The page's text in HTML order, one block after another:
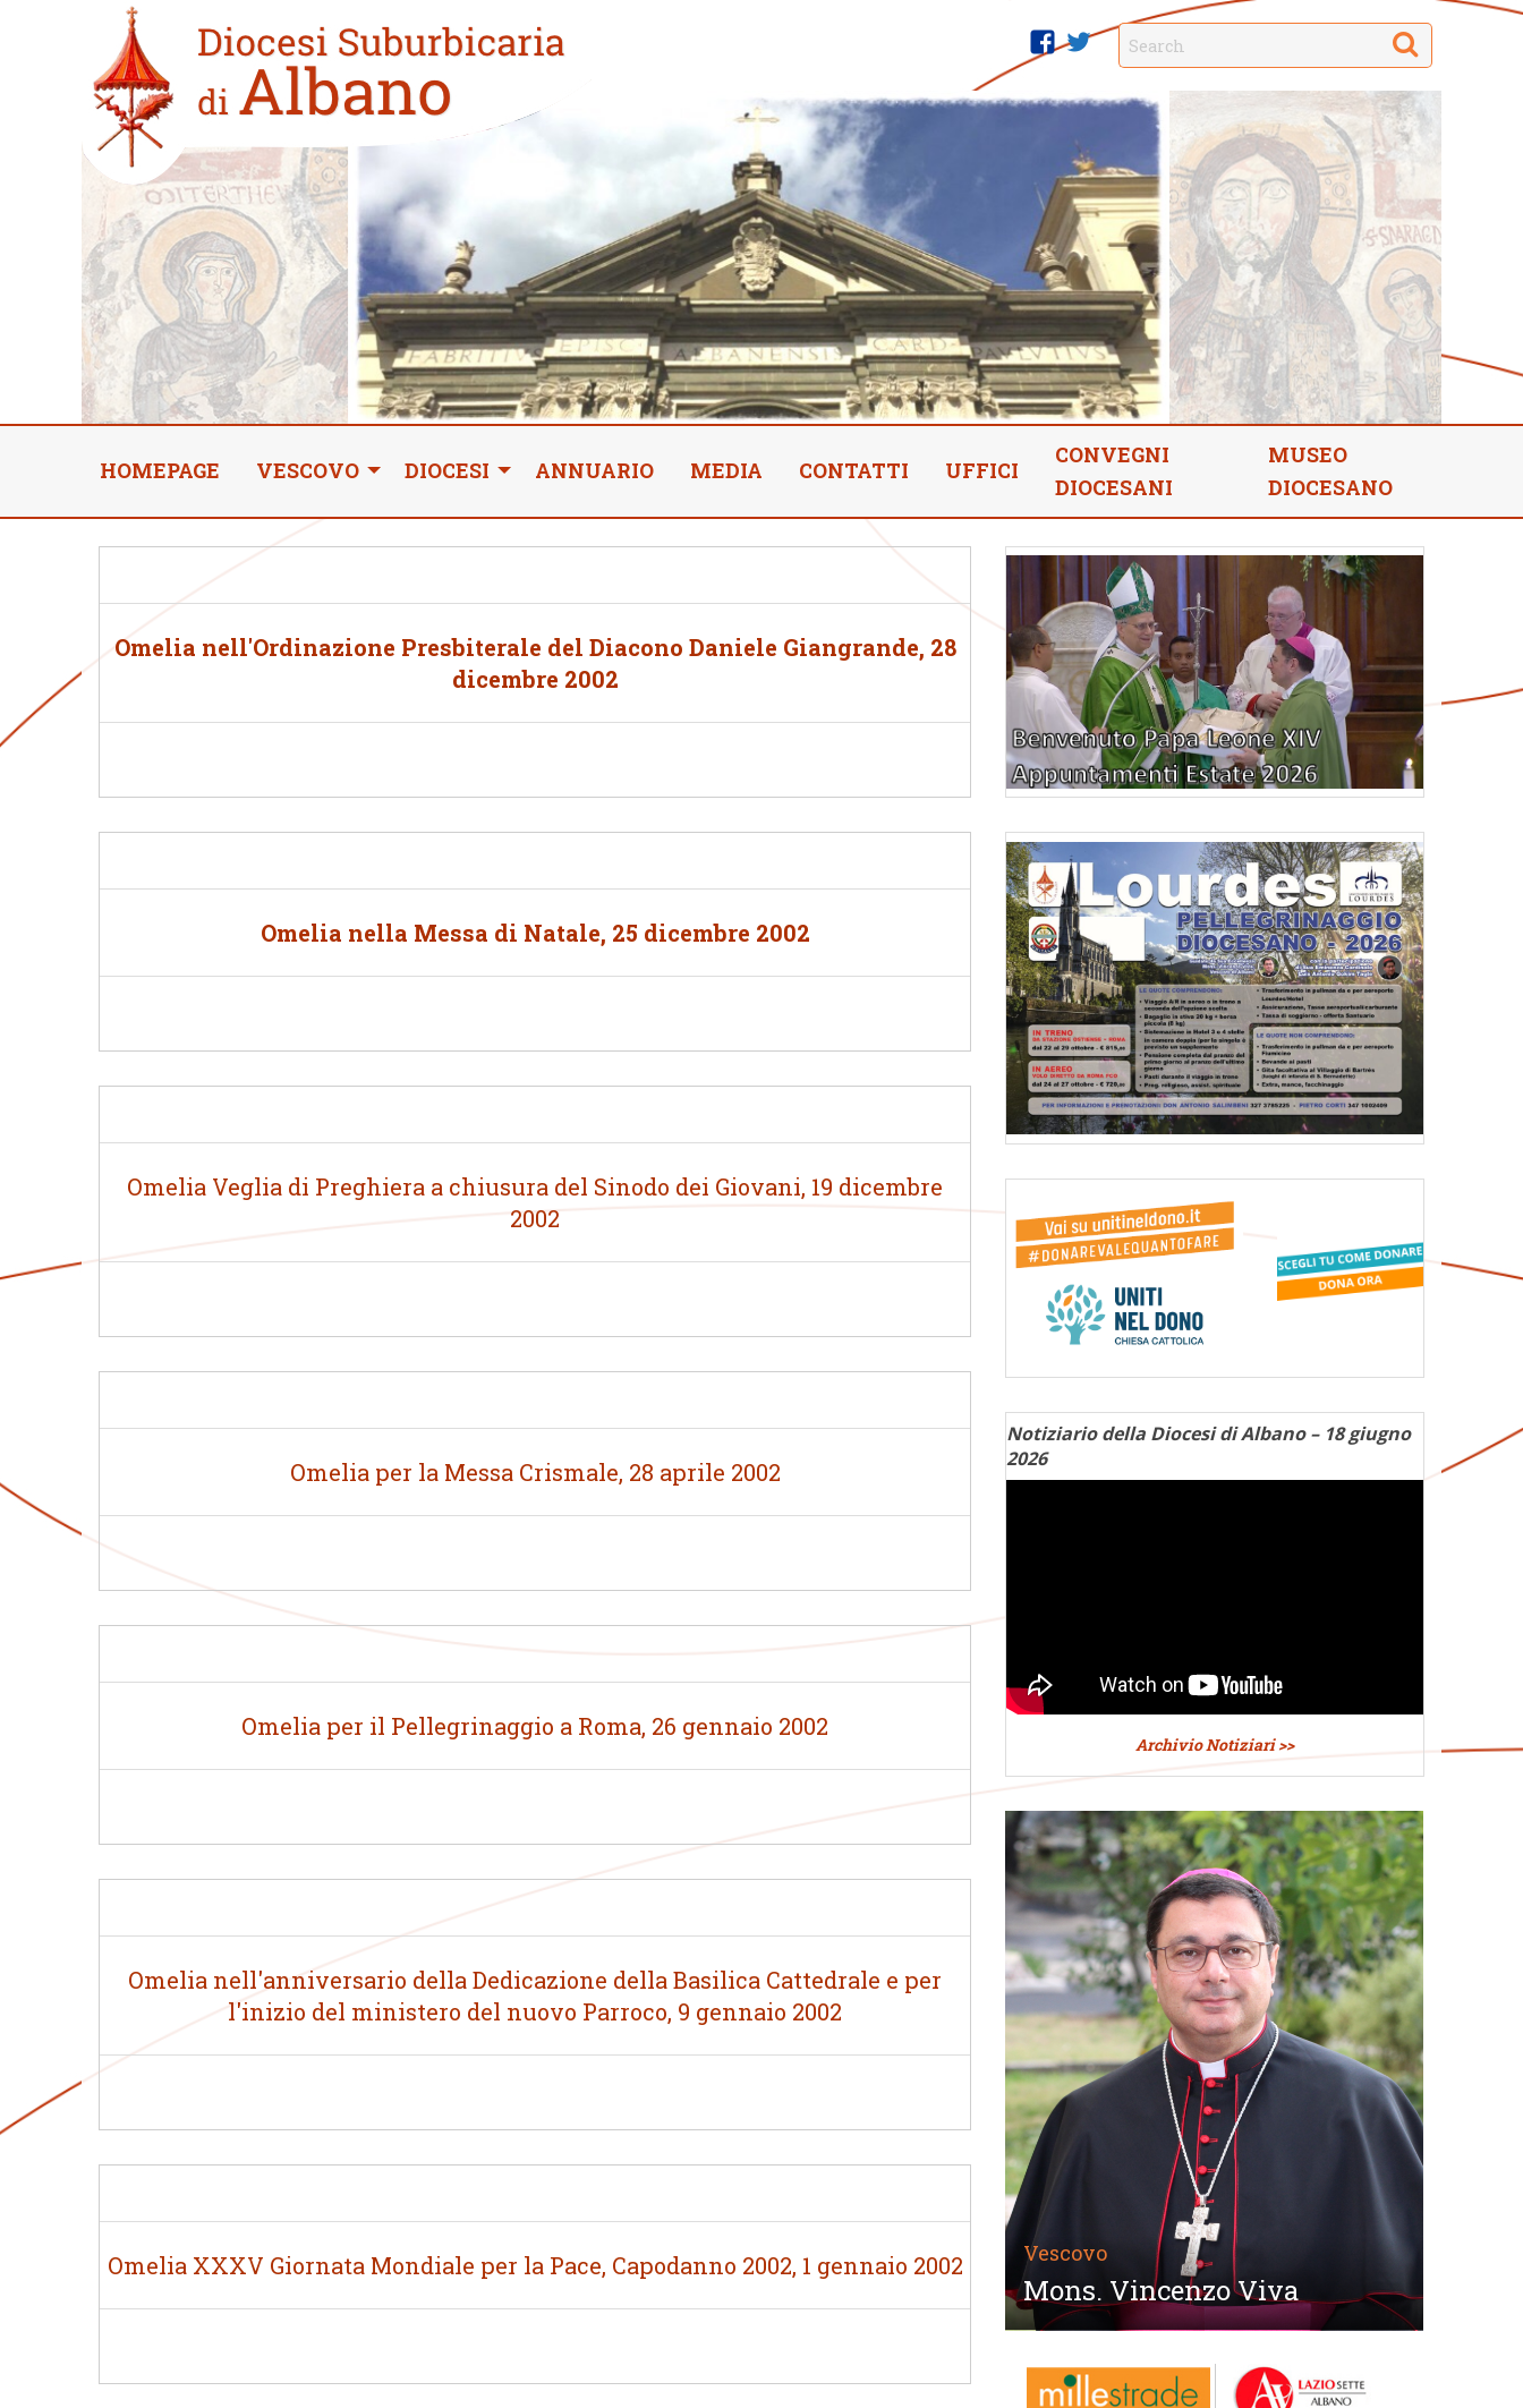
Home
new
twitter
facebook Search
HOMEPAGE VESCOVO DIOCESI ANNUARIO MEDIA CONTATTI UFFICI
CONVEGNI
DIOCESANI
MUSEO
DIOCESANO
Omelia nell'Ordinazione Presbiterale del Diacono Daniele Giangrande, 28
dicembre 2002
Omelia nella Messa di Natale, 25 dicembre 2002
Omelia Veglia di Preghiera a chiusura del Sinodo dei Giovani, 19 dicembre
2002
Omelia per la Messa Crismale, 28 aprile 2002
Omelia per il Pellegrinaggio a Roma, 26 gennaio 2002
Omelia nell'anniversario della Dedicazione della Basilica Cattedrale e per
l'inizio del ministero del nuovo Parroco, 9 gennaio 2002
Omelia XXXV Giornata Mondiale per la Pace, Capodanno 2002, 1 gennaio 2002
Notiziario della Diocesi di Albano – 18 giugno
2026
Archivio Notiziari >>
Vescovo
Mons. Vincenzo Viva